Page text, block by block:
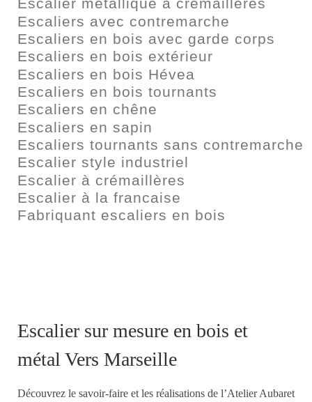
Escalier métallique à crémaillères
Escaliers avec contremarche
Escaliers en bois avec garde corps
Escaliers en bois extérieur
Escaliers en bois Hévea
Escaliers en bois tournants
Escaliers en chêne
Escaliers en sapin
Escaliers tournants sans contremarche
Escalier style industriel
Escalier à crémaillères
Escalier à la francaise
Fabriquant escaliers en bois
Escalier sur mesure en bois et
métal Vers Marseille
Découvrez le savoir-faire et les réalisations de l’Atelier Aubaret